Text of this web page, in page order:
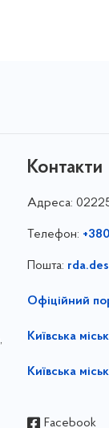
,
Контакти
Адреса:
Телефон:
Пошта:
Офіційний
Київська
Київська
Facebook